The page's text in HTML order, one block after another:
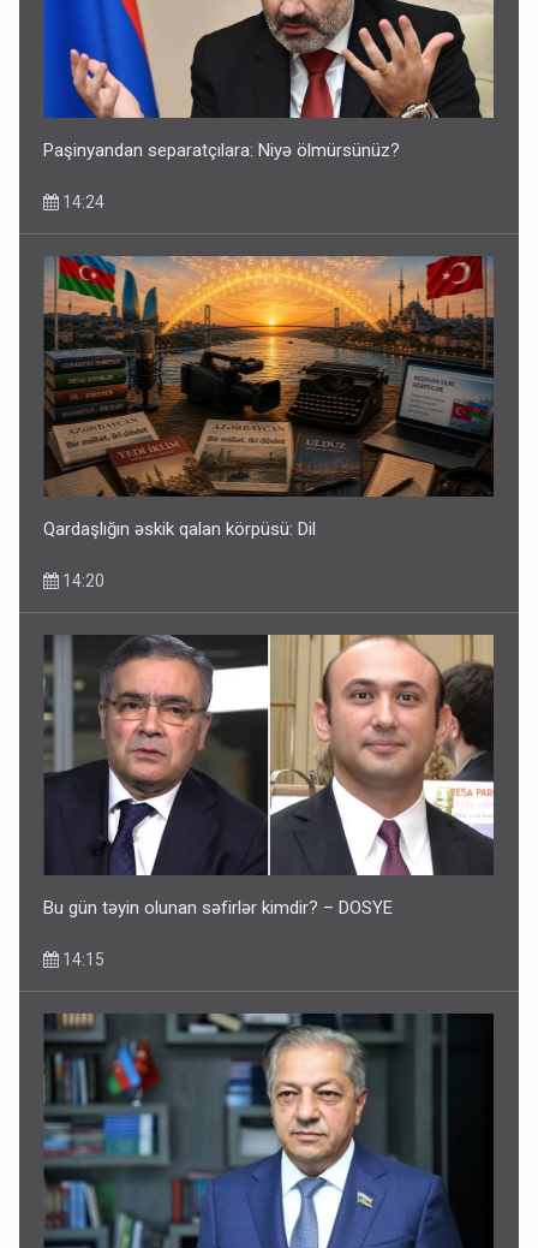
Corab satdığı deyilən qazi ilə bağlı - Daha bir açıqlama
11:40
Bakıdakı “yəhudi”nin qurbanları - Sensasion adlar
10:13
Paşinyandan separatçılara: Niyə ölmürsünüz?
14:24
Qardaşlığın əskik qalan körpüsü: Dil
14:20
Bu gün təyin olunan səfirlər kimdir? – DOSYE
14:15